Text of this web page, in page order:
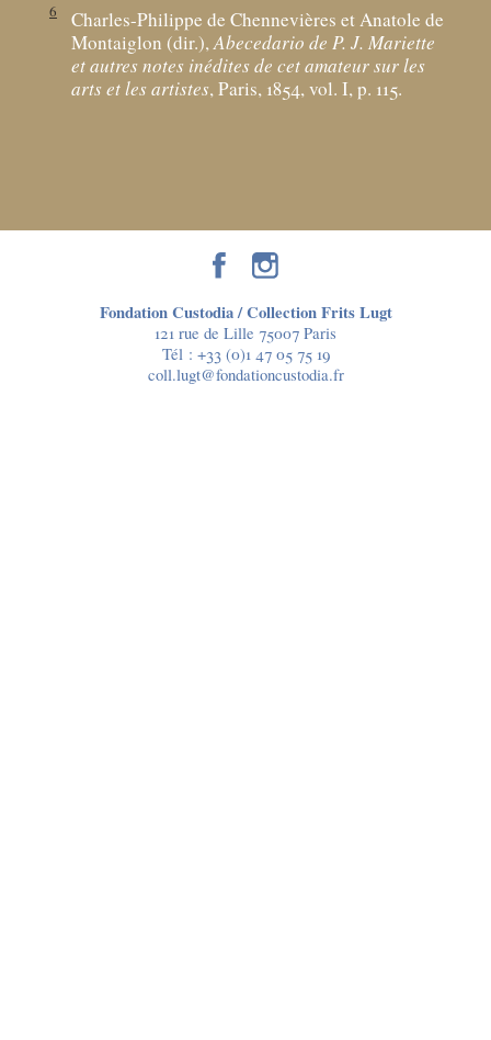
6
Charles-Philippe de Chennevières et Anatole de
Montaiglon (dir.), Abecedario de P. J. Mariette
et autres notes inédites de cet amateur sur les
arts et les artistes, Paris, 1854, vol. I, p. 115.
Fondation Custodia / Collection Frits Lugt
121 rue de Lille 75007 Paris
Tél : +33 (0)1 47 05 75 19
coll.lugt@fondationcustodia.fr